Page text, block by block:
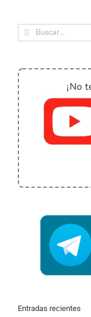
Buscar:
¡No
Entradas recientes